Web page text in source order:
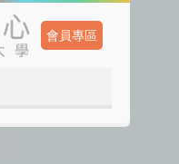
會員專區